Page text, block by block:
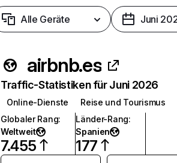
Alle Geräte Juni
airbnb.es
Traffic-Statistiken für Juni 2026
Online-Dienste
Reise und Tourismus
Globaler Rang:
Weltweit
7.455
Länder-Rang:
Spanien
177